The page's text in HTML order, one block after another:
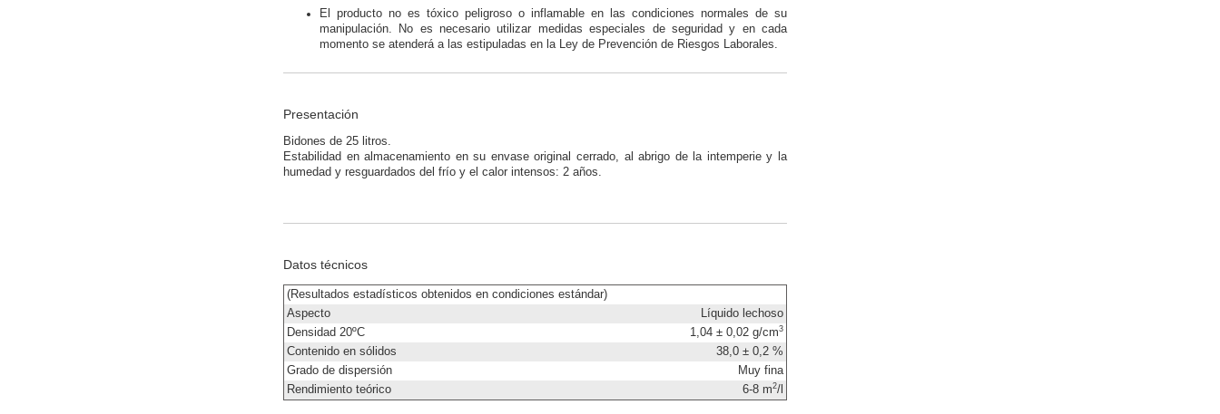
El producto no es tóxico peligroso o inflamable en las condiciones normales de su
manipulación. No es necesario utilizar medidas especiales de seguridad y en cada
momento se atenderá a las estipuladas en la Ley de Prevención de Riesgos Laborales.
Presentación
Bidones de 25 litros.
Estabilidad en almacenamiento en su envase original cerrado, al abrigo de la intemperie y la
humedad y resguardados del frío y el calor intensos: 2 años.
Datos técnicos
(Resultados estadísticos obtenidos en condiciones estándar)
Aspecto
Líquido lechoso
Densidad 20ºC
1,04 ± 0,02 g/cm3
Contenido en sólidos
38,0 ± 0,2 %
Grado de dispersión
Muy fina
Rendimiento teórico
6-8 m2/l